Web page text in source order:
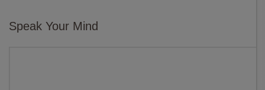
Speak Your Mind